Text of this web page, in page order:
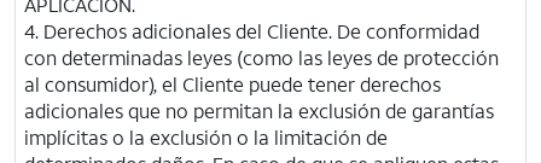
4. Derechos adicionales del Cliente. De conformidad
con determinadas leyes (como las leyes de protección
al consumidor), el Cliente puede tener derechos
adicionales que no permitan la exclusión de garantías
implícitas o la exclusión o la limitación de